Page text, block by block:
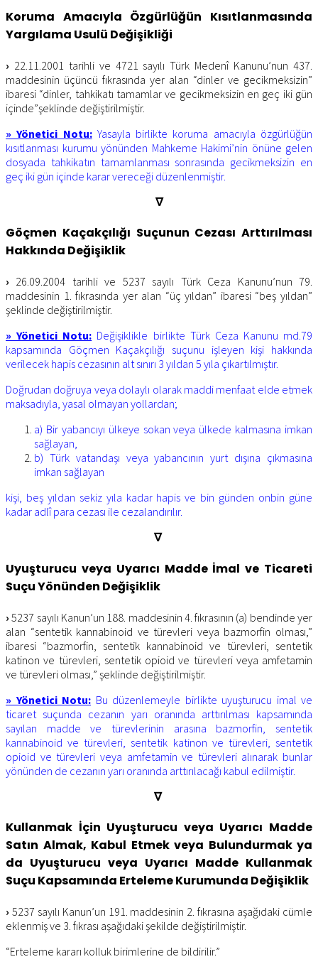
Koruma Amacıyla Özgürlüğün Kısıtlanmasında
Yargılama Usulü Değişikliği
› 22.11.2001 tarihli ve 4721 sayılı Türk Medenî Kanunu’nun 437.
maddesinin üçüncü fıkrasında yer alan “dinler ve gecikmeksizin”
ibaresi “dinler, tahkikatı tamamlar ve gecikmeksizin en geç iki gün
içinde”şeklinde değiştirilmiştir.
» Yönetici Notu:Yasayla birlikte koruma amacıyla özgürlüğün
kısıtlanması kurumu yönünden Mahkeme Hakimi’nin önüne gelen
dosyada tahkikatın tamamlanması sonrasında gecikmeksizin en
geç iki gün içinde karar vereceği düzenlenmiştir.
∇
Göçmen Kaçakçılığı Suçunun Cezası Arttırılması
Hakkında Değişiklik
› 26.09.2004 tarihli ve 5237 sayılı Türk Ceza Kanunu’nun 79.
maddesinin 1. fıkrasında yer alan “üç yıldan” ibaresi “beş yıldan”
şeklinde değiştirilmiştir.
» Yönetici Notu: Değişiklikle birlikte Türk Ceza Kanunu md.79
kapsamında Göçmen Kaçakçılığı suçunu işleyen kişi hakkında
verilecek hapis cezasının alt sınırı 3 yıldan 5 yıla çıkartılmıştır.
Doğrudan doğruya veya dolaylı olarak maddi menfaat elde etmek
maksadıyla, yasal olmayan yollardan;
a) Bir yabancıyı ülkeye sokan veya ülkede kalmasına imkan
sağlayan,
b) Türk vatandaşı veya yabancının yurt dışına çıkmasına
imkan sağlayan
kişi, beş yıldan sekiz yıla kadar hapis ve bin günden onbin güne
kadar adlî para cezası ile cezalandırılır.
∇
Uyuşturucu veya Uyarıcı Madde İmal ve Ticareti
Suçu Yönünden Değişiklik
›5237 sayılı Kanun’un 188. maddesinin 4. fıkrasının (a) bendinde yer
alan “sentetik kannabinoid ve türevleri veya bazmorfin olması,”
ibaresi “bazmorfin, sentetik kannabinoid ve türevleri, sentetik
katinon ve türevleri, sentetik opioid ve türevleri veya amfetamin
ve türevleri olması,” şeklinde değiştirilmiştir.
» Yönetici Notu: Bu düzenlemeyle birlikte uyuşturucu imal ve
ticaret suçunda cezanın yarı oranında arttırılması kapsamında
sayılan madde ve türevlerinin arasına bazmorfin, sentetik
kannabinoid ve türevleri, sentetik katinon ve türevleri, sentetik
opioid ve türevleri veya amfetamin ve türevleri alınarak bunlar
yönünden de cezanın yarı oranında arttırılacağı kabul edilmiştir.
∇
Kullanmak İçin Uyuşturucu veya Uyarıcı Madde
Satın Almak, Kabul Etmek veya Bulundurmak ya
da Uyuşturucu veya Uyarıcı Madde Kullanmak
Suçu Kapsamında Erteleme Kurumunda Değişiklik
› 5237 sayılı Kanun’un 191. maddesinin 2. fıkrasına aşağıdaki cümle
eklenmiş ve 3. fıkrası aşağıdaki şekilde değiştirilmiştir.
“Erteleme kararı kolluk birimlerine de bildirilir.”